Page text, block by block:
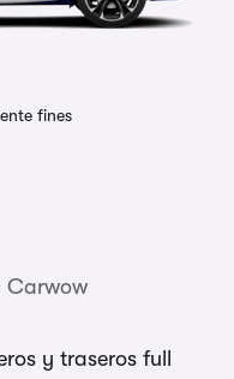
fines
Carwow
y traseros full